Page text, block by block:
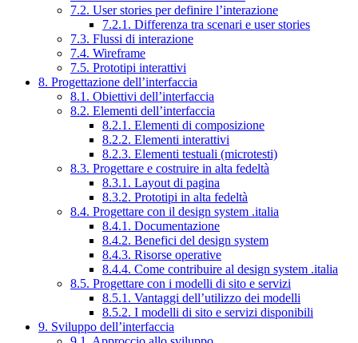
7.2. User stories per definire l’interazione
7.2.1. Differenza tra scenari e user stories
7.3. Flussi di interazione
7.4. Wireframe
7.5. Prototipi interattivi
8. Progettazione dell’interfaccia
8.1. Obiettivi dell’interfaccia
8.2. Elementi dell’interfaccia
8.2.1. Elementi di composizione
8.2.2. Elementi interattivi
8.2.3. Elementi testuali (microtesti)
8.3. Progettare e costruire in alta fedeltà
8.3.1. Layout di pagina
8.3.2. Prototipi in alta fedeltà
8.4. Progettare con il design system .italia
8.4.1. Documentazione
8.4.2. Benefici del design system
8.4.3. Risorse operative
8.4.4. Come contribuire al design system .italia
8.5. Progettare con i modelli di sito e servizi
8.5.1. Vantaggi dell’utilizzo dei modelli
8.5.2. I modelli di sito e servizi disponibili
9. Sviluppo dell’interfaccia